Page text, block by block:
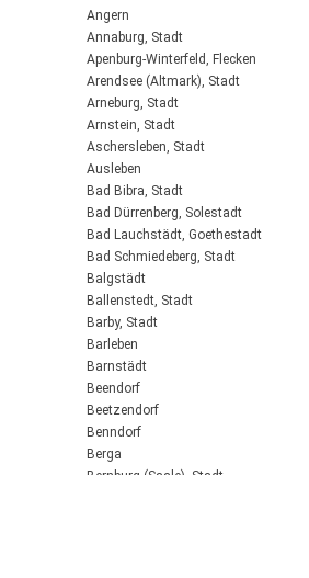
Angern
Annaburg, Stadt
Apenburg-Winterfeld, Flecken
Arendsee (Altmark), Stadt
Arneburg, Stadt
Arnstein, Stadt
Aschersleben, Stadt
Ausleben
Bad Bibra, Stadt
Bad Dürrenberg, Solestadt
Bad Lauchstädt, Goethestadt
Bad Schmiedeberg, Stadt
Balgstädt
Ballenstedt, Stadt
Barby, Stadt
Barleben
Barnstädt
Beendorf
Beetzendorf
Benndorf
Berga
Bernburg (Saale), Stadt